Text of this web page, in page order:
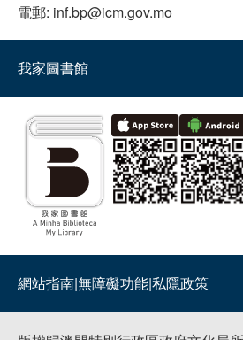
電郵: inf.bp@icm.gov.mo
我家圖書館
網站指南|無障礙功能|私隱政策